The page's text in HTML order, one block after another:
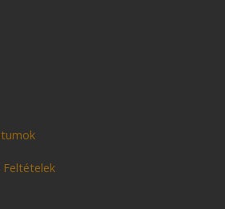
Feltételek